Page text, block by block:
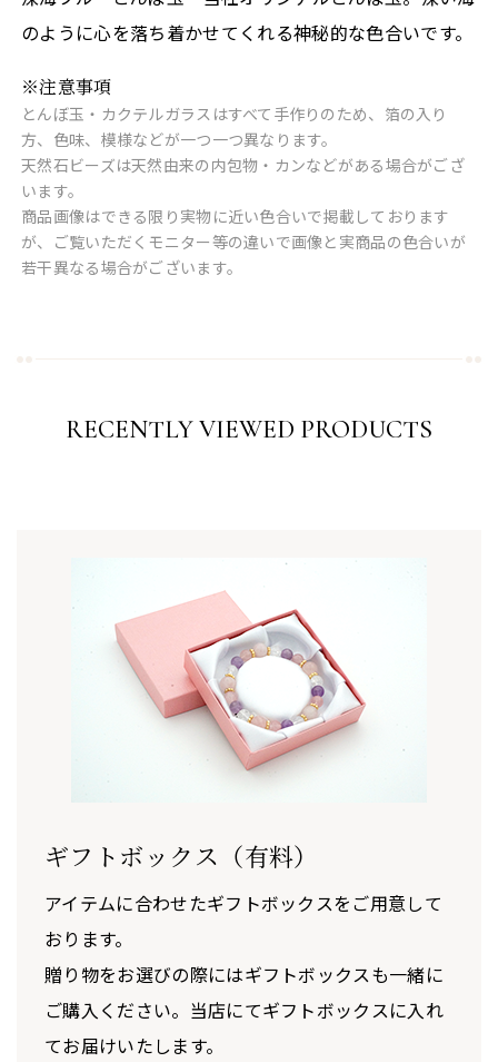
のように心を落ち着かせてくれる神秘的な色合いです。
※注意事項
とんぼ玉・カクテルガラスはすべて手作りのため、箔の入り
方、色味、模様などが一つ一つ異なります。
天然石ビーズは天然由来の内包物・カンなどがある場合がござ
います。
商品画像はできる限り実物に近い色合いで掲載しております
が、ご覧いただくモニター等の違いで画像と実商品の色合いが
若干異なる場合がございます。
RECENTLY VIEWED PRODUCTS
ギフトボックス（有料）
アイテムに合わせたギフトボックスをご用意して
おります。
贈り物をお選びの際にはギフトボックスも一緒に
ご購入ください。当店にてギフトボックスに入れ
てお届けいたします。